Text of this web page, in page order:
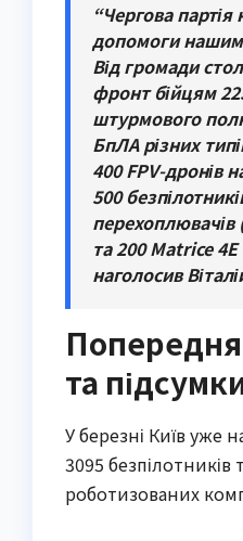
“Чергова партія
допомоги
Від громади
фронт бійцям
штурмового
БпЛА різних
400 FPV-дронів
500
та 200 Matrice 4Е
наголосив
та
У березні Київ уже
3095 безпілотників
роботизованих